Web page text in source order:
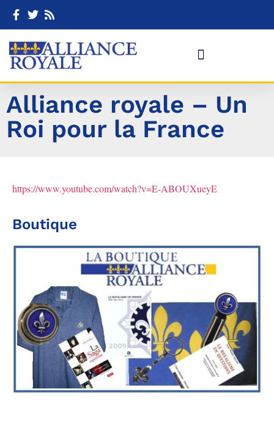
Alliance royale – Un
Roi pour la France
https://www.youtube.com/watch?v=E-ABOUXueyE
Boutique